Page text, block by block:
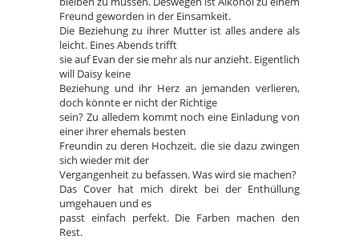
Freund geworden in der Einsamkeit.
Die Beziehung zu ihrer Mutter ist alles andere als
leicht. Eines Abends trifft
sie auf Evan der sie mehr als nur anzieht. Eigentlich
will Daisy keine
Beziehung und ihr Herz an jemanden verlieren,
doch könnte er nicht der Richtige
sein? Zu alledem kommt noch eine Einladung von
einer ihrer ehemals besten
Freundin zu deren Hochzeit, die sie dazu zwingen
sich wieder mit der
Vergangenheit zu befassen. Was wird sie machen?
Das Cover hat mich direkt bei der Enthüllung
umgehauen und es
passt einfach perfekt. Die Farben machen den
Rest.